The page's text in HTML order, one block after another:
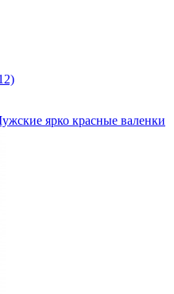
ярко красные валенки